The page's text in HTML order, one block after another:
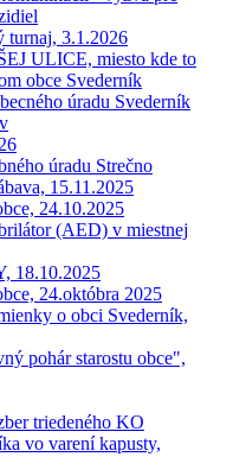
turnaj, 3.1.2026
ULICE, miesto kde to
obce Svederník
úradu Svederník
úradu Strečno
15.11.2025
24.10.2025
(AED) v miestnej
18.10.2025
24.októbra 2025
o obci Svederník,
pohár starostu obce",
triedeného KO
vo varení kapusty,